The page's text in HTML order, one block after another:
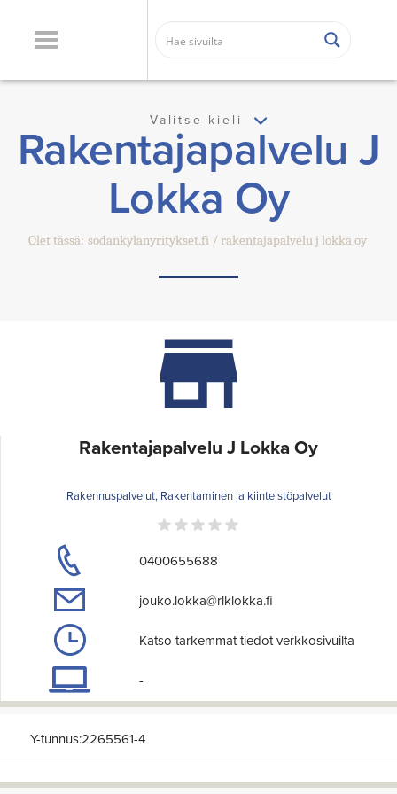
Valitse kieli
Rakentajapalvelu J
Lokka Oy
Olet tässä: sodankylanyritykset.fi rakentajapalvelu j lokka oy
Rakentajapalvelu J Lokka Oy
Rakennuspalvelut, Rakentaminen ja kiinteistöpalvelut
0400655688
jouko.lokka@rlklokka.fi
Katso tarkemmat tiedot verkkosivuilta
-
Y-tunnus:2265561-4